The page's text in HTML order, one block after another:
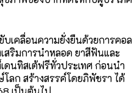
บเคลื่อนความยั่งยืนด้วยการคอล
ริมการนำหลอด ยาสีฟันและ
นทิสเต้ฟรีทั่วประเทศ ก่อนนำ
ลก สร้างสรรค์โดยภิพัชรา ได้